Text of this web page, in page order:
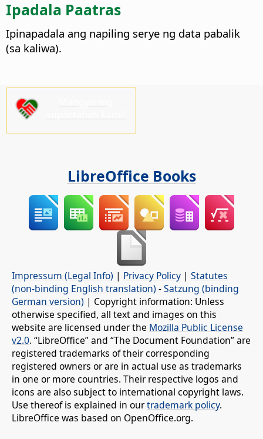
Ipadala Paatras
Ipinapadala ang napiling serye ng data pabalik
(sa kaliwa).
LibreOffice Books
Impressum (Legal Info) | Privacy Policy | Statutes
(non-binding English translation) -Satzung (binding
German version) | Copyright information: Unless
otherwise specified, all text and images on this
website are licensed under the Mozilla Public License
v2.0. “LibreOffice” and “The Document Foundation” are
registered trademarks of their corresponding
registered owners or are in actual use as trademarks
in one or more countries. Their respective logos and
icons are also subject to international copyright laws.
Use thereof is explained in ourtrademark policy.
LibreOffice was based on OpenOffice.org.